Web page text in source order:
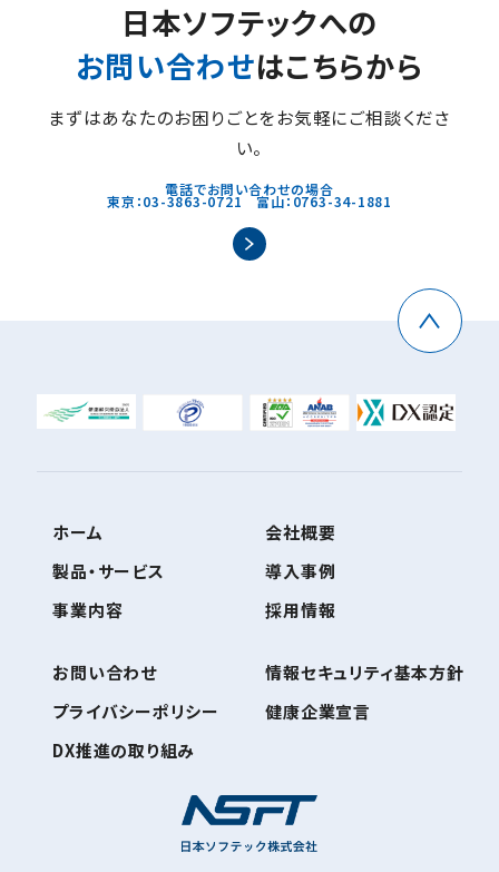
日本ソフテックへの
お問い合わせはこちらから
まずはあなたのお困りごとをお気軽にご相談くださ
い。
電話でお問い合わせの場合
東京：03-3863-0721 富山：0763-34-1881
ホーム
製品・サービス
事業内容
会社概要
導入事例
採用情報
お問い合わせ
プライバシーポリシー
DX推進の取り組み
情報セキュリティ基本方針
健康企業宣言